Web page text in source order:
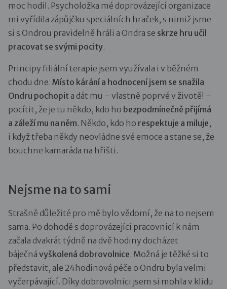
moc hodil. Psycholožka mé doprovázející organizace
mi vyřídila zápůjčku speciálních hraček, s nimiž jsme
si s Ondrou pravidelně hráli a Ondra se skrze hru učil
pracovat se svými pocity.
Principy filiální terapie jsem využívala i v běžném
chodu dne. Místo kárání a hodnocení jsem se snažila
Ondru pochopit a dát mu – vlastně poprvé v životě! –
pocítit, že je tu někdo, kdo ho bezpodmínečně přijímá
a záleží mu na něm. Někdo, kdo ho respektuje a miluje,
i když třeba někdy neovládne své emoce a stane se, že
bouchne kamaráda na hřišti.
Nejsme na to sami
Strašně důležité pro mě bylo vědomí, že na to nejsem
sama. Po dohodě s doprovázející pracovnicí k nám
začala dvakrát týdně na dvě hodiny docházet
báječná vyškolená dobrovolnice. Možná je těžké si to
představit, ale 24hodinová péče o Ondru byla velmi
vyčerpávající. Díky dobrovolnici jsem si mohla v klidu